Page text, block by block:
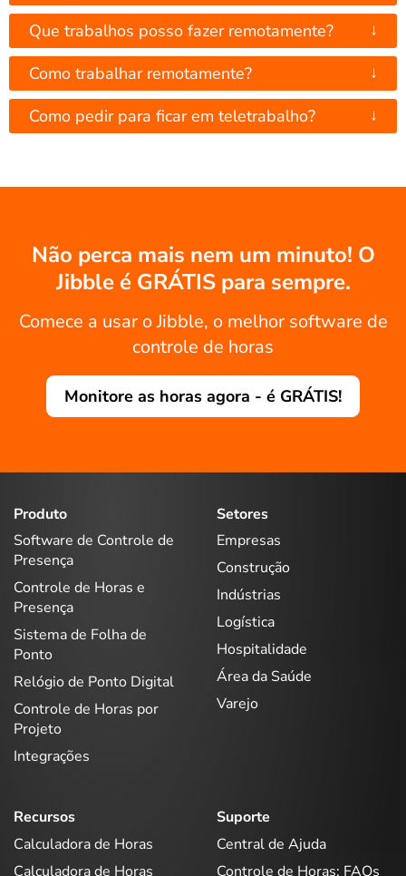
Que trabalhos posso fazer remotamente? ↓
Como trabalhar remotamente? ↓
Como pedir para ficar em teletrabalho? ↓
Não perca mais nem um minuto! O
Jibble é GRÁTIS para sempre.
Comece a usar o Jibble, o melhor software de
controle de horas
Monitore as horas agora - é GRÁTIS!
Produto
Software de Controle de
Presença
Controle de Horas e
Presença
Sistema de Folha de
Ponto
Relógio de Ponto Digital
Controle de Horas por
Projeto
Integrações
Setores
Empresas
Construção
Indústrias
Logística
Hospitalidade
Área da Saúde
Varejo
Recursos
Calculadora de Horas
Calculadora de Horas
Suporte
Central de Ajuda
Controle de Horas: FAQs